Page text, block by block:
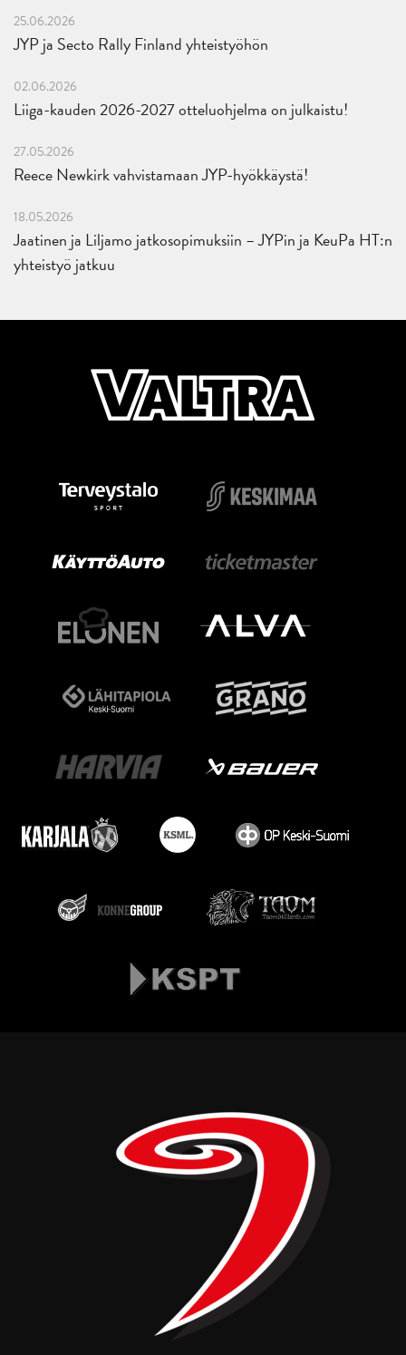
25.06.2026
JYP ja Secto Rally Finland yhteistyöhön
02.06.2026
Liiga-kauden 2026-2027 otteluohjelma on julkaistu!
27.05.2026
Reece Newkirk vahvistamaan JYP-hyökkäystä!
18.05.2026
Jaatinen ja Liljamo jatkosopimuksiin – JYPin ja KeuPa HT:n
yhteistyö jatkuu